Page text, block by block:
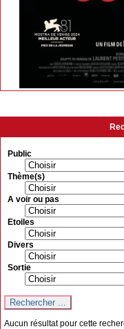
Public
Thème(s)
A voir ou pas
Etoiles
Divers
Sortie
Aucun résultat pour cette